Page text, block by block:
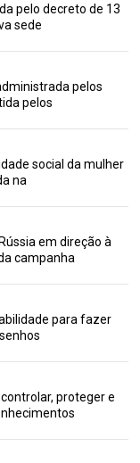
pelo decreto de 13
sede
pelos
pelos
social da mulher
na
em direção à
campanha
para fazer
proteger e